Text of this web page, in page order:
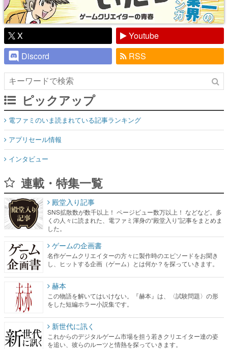
X
Youtube
Discord
RSS
ピックアップ
電ファミのいま読まれている記事ランキング
アプリセール情報
インタビュー
連載・特集一覧
殿堂入り記事
SNS拡散数が数千以上！ ページビュー数万以上！ などなど。多
くの人々に読まれた、電ファミ渾身の“殿堂入り”記事をまとめま
した。
ゲームの企画書
名作ゲームクリエイターの方々に製作時のエピソードをお聞き
し、ヒットする企画（ゲーム）とは何か？を探っていきます。
赫本
この物語を解いてはいけない。『赫本』は、〈試験問題〉の形
をした短編ホラー小説集です。
新世代に訊く
これからのデジタルゲーム市場を担う若きクリエイター達の姿
を追い、彼らのルーツと情熱を探っていきます。